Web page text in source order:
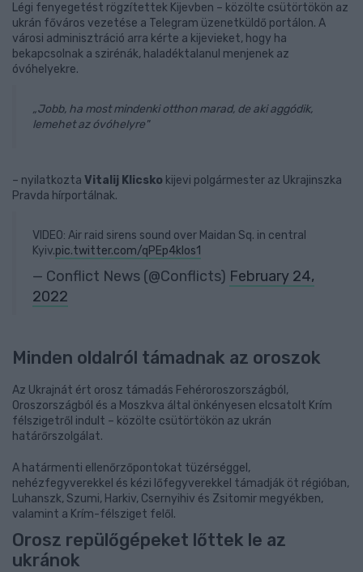
Légi fenyegetést rögzítettek Kijevben – közölte csütörtökön az
ukrán főváros vezetése a Telegram üzenetküldő portálon. A
városi adminisztráció arra kérte a kijevieket, hogy ha
bekapcsolnak a szirénák, haladéktalanul menjenek az
óvóhelyekre.
„Jobb, ha most mindenki otthon marad, de aki aggódik,
lemehet az óvóhelyre"
– nyilatkozta Vitalij Klicsko kijevi polgármester az Ukrajinszka
Pravda hírportálnak.
VIDEO: Air raid sirens sound over Maidan Sq. in central
Kyiv.pic.twitter.com/qPEp4kIos1
— Conflict News (@Conflicts) February 24,
2022
Minden oldalról támadnak az oroszok
Az Ukrajnát ért orosz támadás Fehéroroszországból,
Oroszországból és a Moszkva által önkényesen elcsatolt Krím
félszigetről indult – közölte csütörtökön az ukrán
határőrszolgálat.
A határmenti ellenőrzőpontokat tüzérséggel,
nehézfegyverekkel és kézi lőfegyverekkel támadják öt régióban,
Luhanszk, Szumi, Harkiv, Csernyihiv és Zsitomir megyékben,
valamint a Krím-félsziget felől.
Orosz repülőgépeket lőttek le az
ukránok